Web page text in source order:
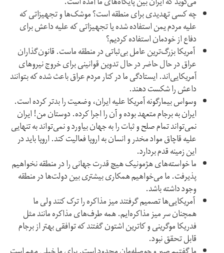
چه کسی تهدیدی برای منطقه است؟ موشک‌ها و تجهیزاتی که
علیه مردم یمن استفاده شده یا تجهیزاتی که علیه داعش برای
دفاع از خودمان استفاده کردیم؟
آمریکا بزرگ‌ترین عامل بی‌ثباتی در منطقه ماست. قانون‌گذاران
عراق در حال حاضر در حال تدوین قوانینی برای خروج نیروهای
آمریکایی‌اند. ایستادگی ما در کنار مردم عراق باعث شده که بتوانند
داعش را شکست دهند.
وسواس بیمارگونه آمریکا علیه ایران، وضعیت را بدتر کرده است.
ایران به برجام متعهد بوده و آن را اجرا کرده. دوستان من! ایران
نمی‌تواند تمام صلح و ثبات را به جهان بیاورد و نمی‌تواند به تنهایی
علیه قاچاق مواد مخدر و انسان به اروپا فعالیت کند. اروپا باید در
این زمینه قدم بردارد.
ما خواسته‌های هژمونیک هیچ قدرت جهانی را در منطقه نخواهیم
پذیرفت. ما می‌خواهیم همکاری بیشتری بین دولت‌ها در منطقه
وجود داشته باشد.
آمریکایی‌ها تصمیم گرفتند میز مذاکره را ترک کنند ولی ما
همچنان سر میز مذاکره‌ایم. همه طرف‌های مذاکره مانند مثل
فدریکا موگرینی و کاترین اشتون گفتند که توافقی بهتر از برجام
قابل تحقق نبود.